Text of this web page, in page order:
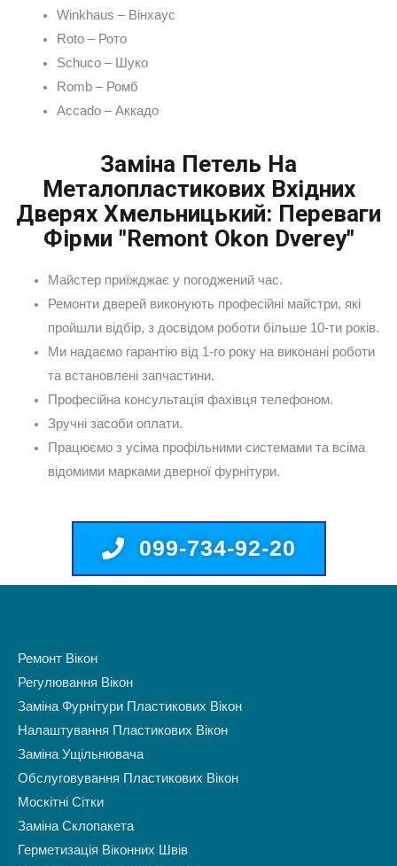
Winkhaus – Вінхаус
Roto – Рото
Schuco – Шуко
Romb – Ромб
Accado – Аккадо
Заміна Петель На
Металопластикових Вхідних
Дверях Хмельницький: Переваги
Фірми "Remont Okon Dverey"
Майстер приїжджає у погоджений час.
Ремонти дверей виконують професійні майстри, які
пройшли відбір, з досвідом роботи більше 10-ти років.
Ми надаємо гарантію від 1-го року на виконані роботи
та встановлені запчастини.
Професійна консультація фахівця телефоном.
Зручні засоби оплати.
Працюємо з усіма профільними системами та всіма
відомими марками дверної фурнітури.
099-734-92-20
Ремонт Вікон
Регулювання Вікон
Заміна Фурнітури Пластикових Вікон
Налаштування Пластикових Вікон
Заміна Ущільнювача
Обслуговування Пластикових Вікон
Москітні Сітки
Заміна Склопакета
Герметизація Віконних Швів